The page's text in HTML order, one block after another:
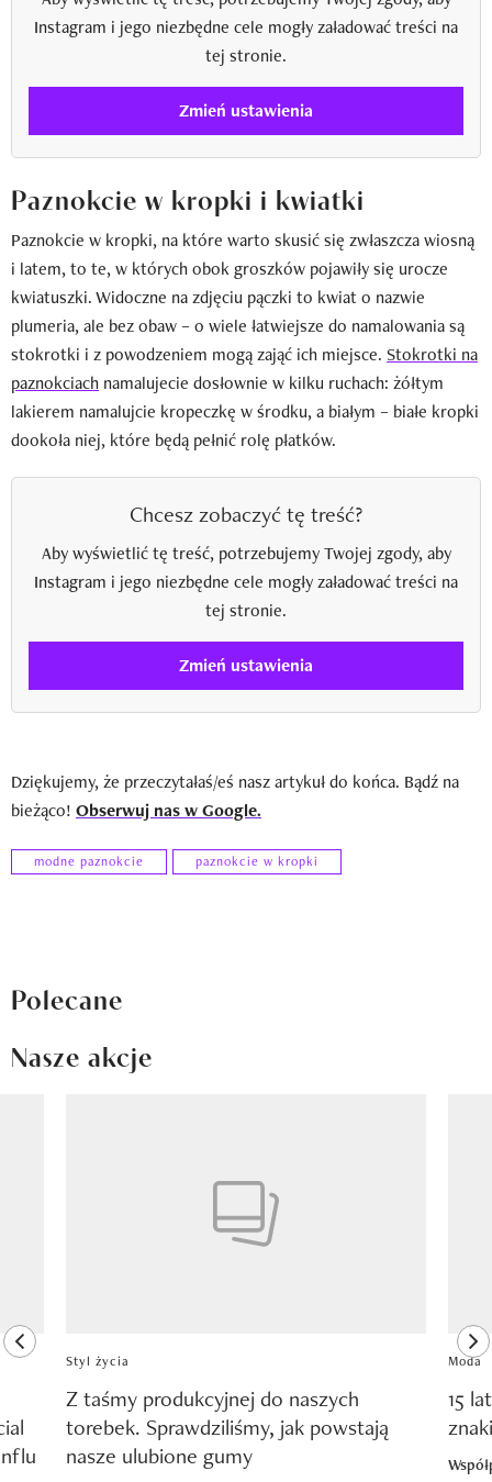
Instagram i jego niezbędne cele mogły załadować treści na
tej stronie.
Zmień ustawienia
Paznokcie w kropki i kwiatki
Paznokcie w kropki, na które warto skusić się zwłaszcza wiosną
i latem, to te, w których obok groszków pojawiły się urocze
kwiatuszki. Widoczne na zdjęciu pączki to kwiat o nazwie
plumeria, ale bez obaw – o wiele łatwiejsze do namalowania są
stokrotki i z powodzeniem mogą zająć ich miejsce. Stokrotki na
paznokciach namalujecie dosłownie w kilku ruchach: żółtym
lakierem namalujcie kropeczkę w środku, a białym – białe kropki
dookoła niej, które będą pełnić rolę płatków.
Chcesz zobaczyć tę treść?
Aby wyświetlić tę treść, potrzebujemy Twojej zgody, aby
Instagram i jego niezbędne cele mogły załadować treści na
tej stronie.
Zmień ustawienia
Dziękujemy, że przeczytałaś/eś nasz artykuł do końca. Bądź na
bieżąco! Obserwuj nas w Google.
modne paznokcie paznokcie w kropki
Polecane
Nasze akcje
previous element
Styl życia
Z taśmy produkcyjnej do naszych
torebek. Sprawdziliśmy, jak powstają
nasze ulubione gumy
Moda
15